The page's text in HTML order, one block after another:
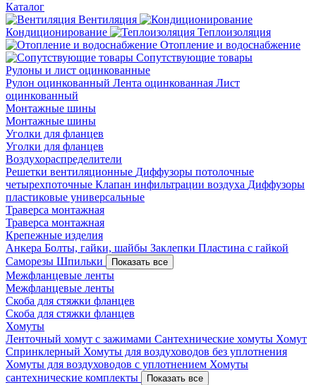
Каталог
Вентиляция
Кондиционирование
Теплоизоляция
Отопление и водоснабжение
Сопутствующие товары
Рулоны и лист оцинкованные
Рулон оцинкованный Лента оцинкованная Лист
оцинкованный
Монтажные шины
Монтажные шины
Уголки для фланцев
Уголки для фланцев
Воздухораспределители
Решетки вентиляционные Диффузоры потолочные
четырехпоточные Клапан инфильтрации воздуха Диффузоры
пластиковые универсальные
Траверса монтажная
Траверса монтажная
Крепежные изделия
Анкера Болты, гайки, шайбы Заклепки Пластина с гайкой
Саморезы Шпильки Показать все
Межфланцевые ленты
Межфланцевые ленты
Скоба для стяжки фланцев
Скоба для стяжки фланцев
Хомуты
Ленточный хомут с зажимами Сантехнические хомуты Хомут
Спринклерный Хомуты для воздуховодов без уплотнения
Хомуты для воздуховодов с уплотнением Хомуты
сантехнические комплекты
Показать все